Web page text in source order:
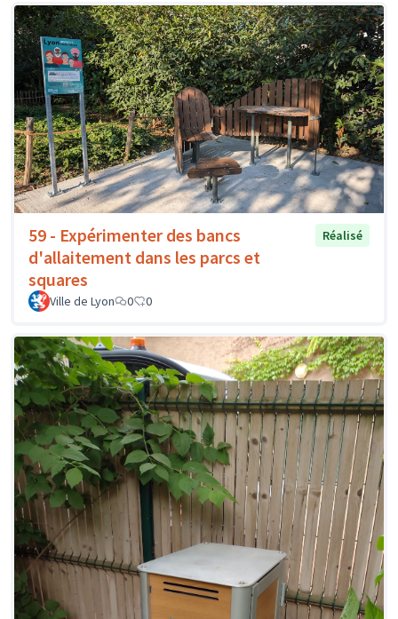
59 - Expérimenter des bancs
d'allaitement dans les parcs et
squares
Réalisé
Ville de Lyon 0 0